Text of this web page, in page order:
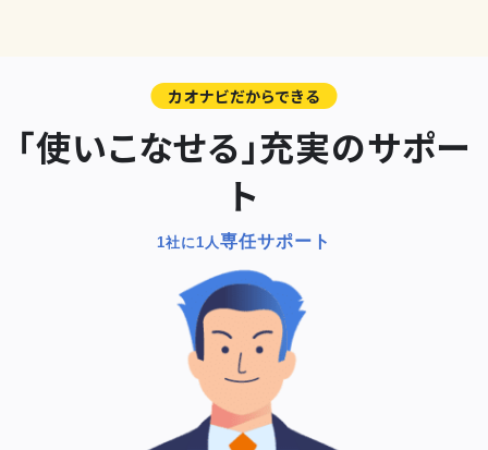
カオナビだからできる
「使いこなせる」充実のサポー
ト
1社に1人専任サポート